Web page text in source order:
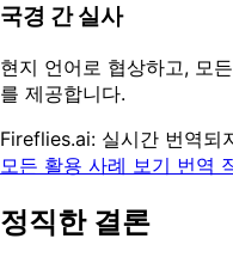
국경 간 실사
현지 언어로 협상하고, 모
를 제공합니다.
Fireflies.ai: 실시간 번역되
모든 활용 사례 보기 번역
정직한 결론